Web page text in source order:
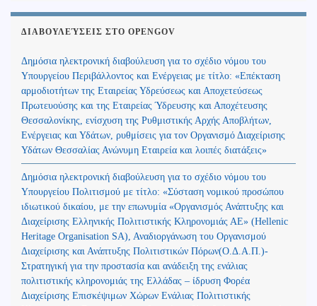
ΔΙΑΒΟΥΛΕΎΣΕΙΣ ΣΤΟ OPENGOV
Δημόσια ηλεκτρονική διαβούλευση για το σχέδιο νόμου του
Υπουργείου Περιβάλλοντος και Ενέργειας με τίτλο: «Επέκταση
αρμοδιοτήτων της Εταιρείας Υδρεύσεως και Αποχετεύσεως
Πρωτευούσης και της Εταιρείας Ύδρευσης και Αποχέτευσης
Θεσσαλονίκης, ενίσχυση της Ρυθμιστικής Αρχής Αποβλήτων,
Ενέργειας και Υδάτων, ρυθμίσεις για τον Οργανισμό Διαχείρισης
Υδάτων Θεσσαλίας Ανώνυμη Εταιρεία και λοιπές διατάξεις»
Δημόσια ηλεκτρονική διαβούλευση για το σχέδιο νόμου του
Υπουργείου Πολιτισμού με τίτλο: «Σύσταση νομικού προσώπου
ιδιωτικού δικαίου, με την επωνυμία «Οργανισμός Ανάπτυξης και
Διαχείρισης Ελληνικής Πολιτιστικής Κληρονομιάς ΑΕ» (Hellenic
Heritage Organisation SA), Αναδιοργάνωση του Οργανισμού
Διαχείρισης και Ανάπτυξης Πολιτιστικών Πόρων(Ο.Δ.Α.Π.)-
Στρατηγική για την προστασία και ανάδειξη της ενάλιας
πολιτιστικής κληρονομιάς της Ελλάδας – ίδρυση Φορέα
Διαχείρισης Επισκέψιμων Χώρων Ενάλιας Πολιτιστικής